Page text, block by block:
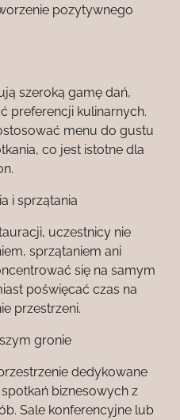
pozytywnego
szeroką gamę dań,
preferencji kulinarnych.
menu do gustu
co jest istotne dla
i sprzątania
uczestnicy nie
sprzątaniem ani
się na samym
poświęcać czas na
przestrzeni.
gronie
dedykowane
biznesowych z
Sale konferencyjne lub